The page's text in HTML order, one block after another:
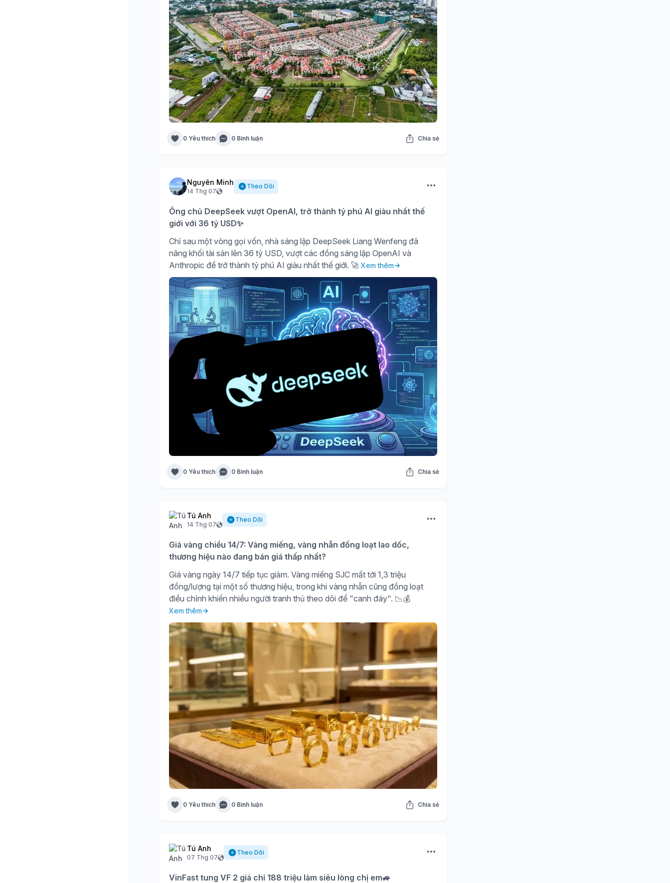
0 Yêu thích 0 Bình luận Chia sẻ
Nguyên Minh
14 Thg 07
Theo Dõi
Ông chủ DeepSeek vượt OpenAI, trở thành tỷ phú AI giàu nhất thế
giới với 36 tỷ USD✨
Chỉ sau một vòng gọi vốn, nhà sáng lập DeepSeek Liang Wenfeng đã
nâng khối tài sản lên 36 tỷ USD, vượt các đồng sáng lập OpenAI và
Anthropic để trở thành tỷ phú AI giàu nhất thế giới. 🚀 Xem thêm
0 Yêu thích 0 Bình luận Chia sẻ
Tú Anh
14 Thg 07
Theo Dõi
Giá vàng chiều 14/7: Vàng miếng, vàng nhẫn đồng loạt lao dốc,
thương hiệu nào đang bán giá thấp nhất?
Giá vàng ngày 14/7 tiếp tục giảm. Vàng miếng SJC mất tới 1,3 triệu
đồng/lượng tại một số thương hiệu, trong khi vàng nhẫn cũng đồng loạt
điều chỉnh khiến nhiều người tranh thủ theo dõi để "canh đáy". 📉💰
Xem thêm
0 Yêu thích 0 Bình luận Chia sẻ
Tú Anh
07 Thg 07
Theo Dõi
VinFast tung VF 2 giá chỉ 188 triệu làm siêu lòng chị em🚙